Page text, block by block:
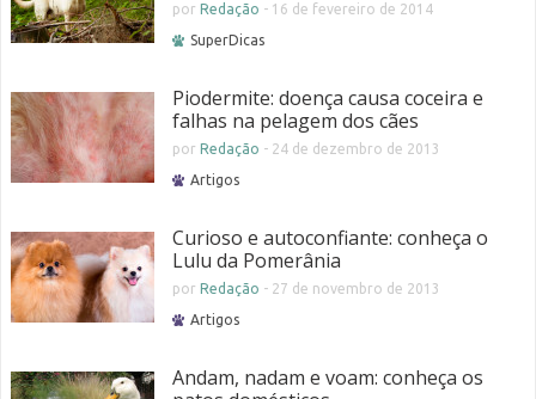
por Redação - 16 de fevereiro de 2014
SuperDicas
Piodermite: doença causa coceira e
falhas na pelagem dos cães
por Redação - 24 de dezembro de 2013
Artigos
Curioso e autoconfiante: conheça o
Lulu da Pomerânia
por Redação - 27 de novembro de 2013
Artigos
Andam, nadam e voam: conheça os